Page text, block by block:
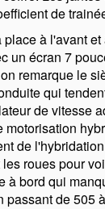
de
à l'avant
un écran 7
remarque le
qui
de vitesse
de
roues pour
à bord qui
de 505